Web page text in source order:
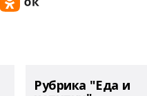
Рубрика "Еда и